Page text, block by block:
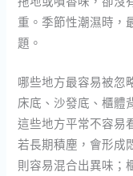
重。季節性潮濕時，
題。
哪些地方最容易被忽
床底、沙發底、櫃體
這些地方平常不容易
若長期積塵，會形成
則容易混合出異味；